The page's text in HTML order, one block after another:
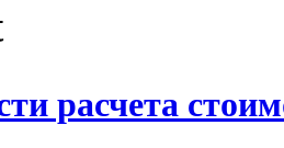
расчета